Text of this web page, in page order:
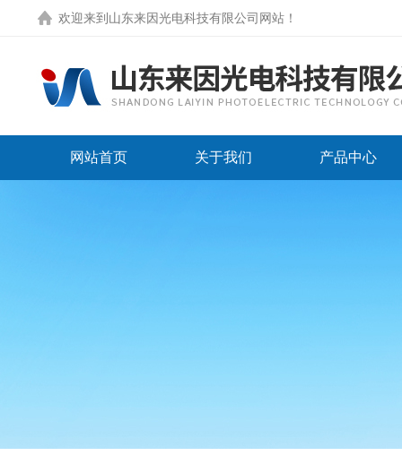
欢迎来到 山东来因光电科技有限公司网站 ！
网站首页 关于我们 产品中心